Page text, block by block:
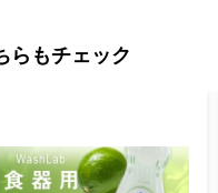
らもチェック